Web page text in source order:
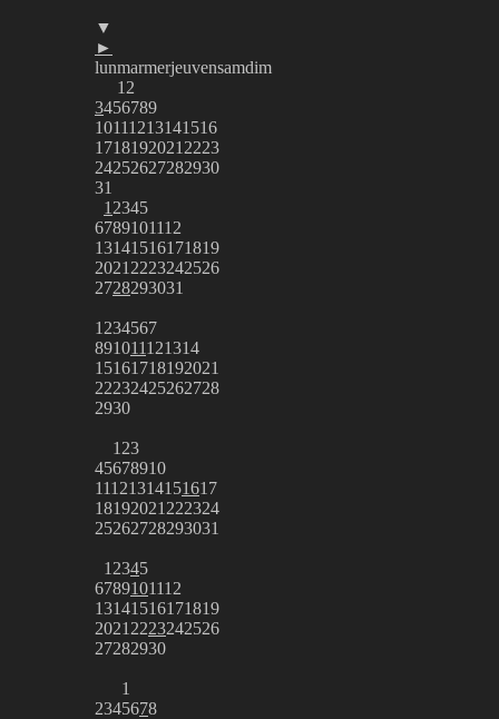
▼
►
lunmarmerjeuvensamdim
1 2
3456789
10111213141516
1718192021 2223
24252627282930
31
1 2345
6789101112
13141516171819
2021 2223242526
2728293031
1 234567
891011121314
15161718192021
22232425262728
2930
1 23
45678910
11121314151617
18192021 222324
25262728293031
1 2345
6789101112
13141516171819
2021 2223242526
27282930
1
2345678